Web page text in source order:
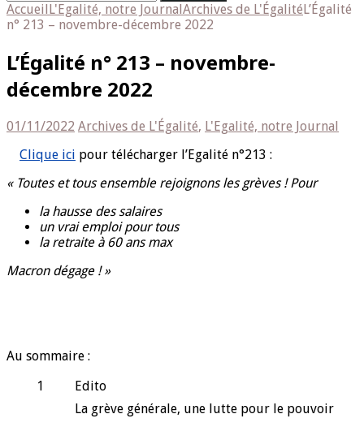
AccueilL'Egalité, notre JournalArchives de L'ÉgalitéL’Égalité
n° 213 – novembre-décembre 2022
L’Égalité n° 213 – novembre-
décembre 2022
01/11/2022 Archives de L'Égalité, L'Egalité, notre Journal
Clique ici pour télécharger l’Egalité n°213 :
« Toutes et tous ensemble rejoignons les grèves ! Pour
la hausse des salaires
un vrai emploi pour tous
la retraite à 60 ans max
Macron dégage ! »
Au sommaire :
1
Edito
La grève générale, une lutte pour le pouvoir